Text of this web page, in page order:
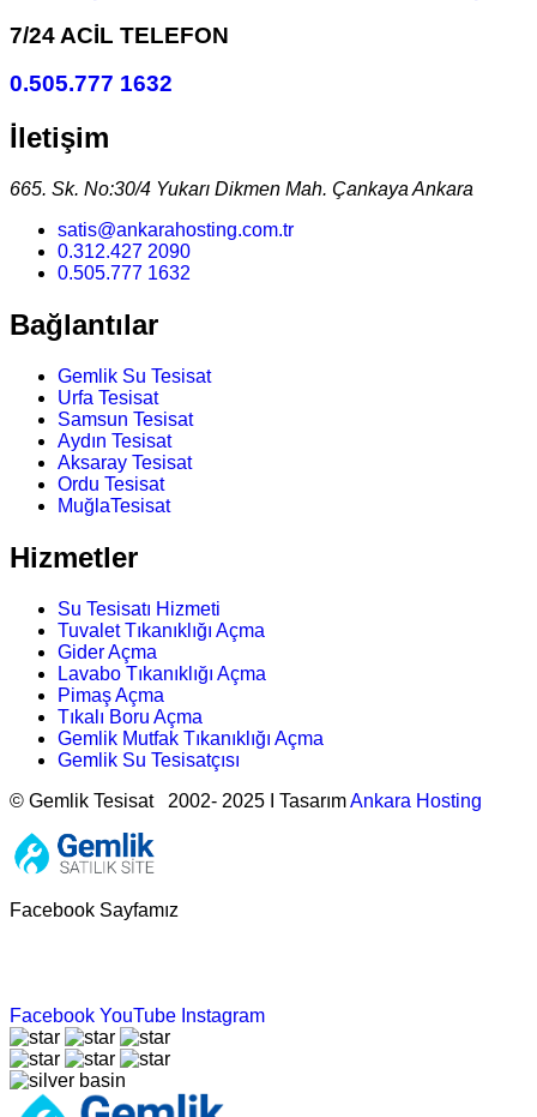
7/24 ACİL TELEFON
0.505.777 1632
İletişim
665. Sk. No:30/4 Yukarı Dikmen Mah. Çankaya Ankara
satis@ankarahosting.com.tr
0.312.427 2090
0.505.777 1632
Bağlantılar
Gemlik Su Tesisat
Urfa Tesisat
Samsun Tesisat
Aydın Tesisat
Aksaray Tesisat
Ordu Tesisat
MuğlaTesisat
Hizmetler
Su Tesisatı Hizmeti
Tuvalet Tıkanıklığı Açma
Gider Açma
Lavabo Tıkanıklığı Açma
Pimaş Açma
Tıkalı Boru Açma
Gemlik Mutfak Tıkanıklığı Açma
Gemlik Su Tesisatçısı
© Gemlik Tesisat 2002- 2025 I TasarımAnkara Hosting
Facebook Sayfamız
Facebook YouTube Instagram